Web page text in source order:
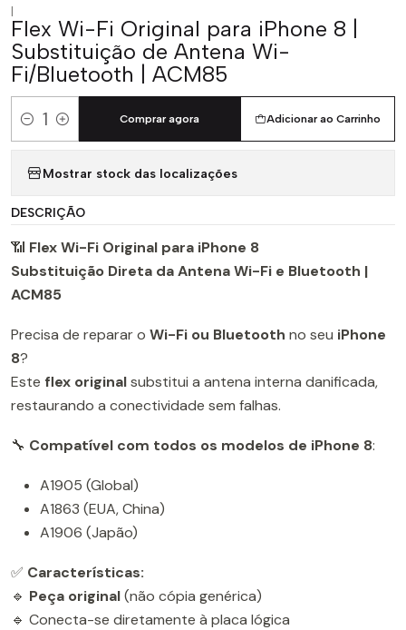
|
Flex Wi-Fi Original para iPhone 8 |
Substituição de Antena Wi-
Fi/Bluetooth | ACM85
Quantidade
Adicionar ao Carrinho
Comprar agora
Mostrar stock das localizações
DESCRIÇÃO
📶 Flex Wi-Fi Original para iPhone 8
Substituição Direta da Antena Wi-Fi e Bluetooth |
ACM85
Precisa de reparar o Wi-Fi ou Bluetooth no seu iPhone
8?
Este flex originalsubstitui a antena interna danificada,
restaurando a conectividade sem falhas.
🔧 Compatível com todos os modelos de iPhone 8:
A1905 (Global)
A1863 (EUA, China)
A1906 (Japão)
✅ Características:
🔹 Peça original(não cópia genérica)
🔹 Conecta-se diretamente à placa lógica